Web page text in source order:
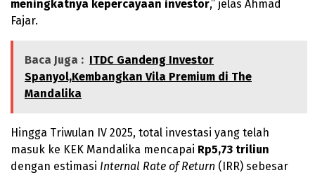
meningkatnya kepercayaan investor,” jelas Ahmad
Fajar.
Baca Juga : ITDC Gandeng Investor
Spanyol,Kembangkan Vila Premium di The
Mandalika
Hingga Triwulan IV 2025, total investasi yang telah
masuk ke KEK Mandalika mencapai Rp5,73 triliun
dengan estimasi Internal Rate of Return (IRR) sebesar